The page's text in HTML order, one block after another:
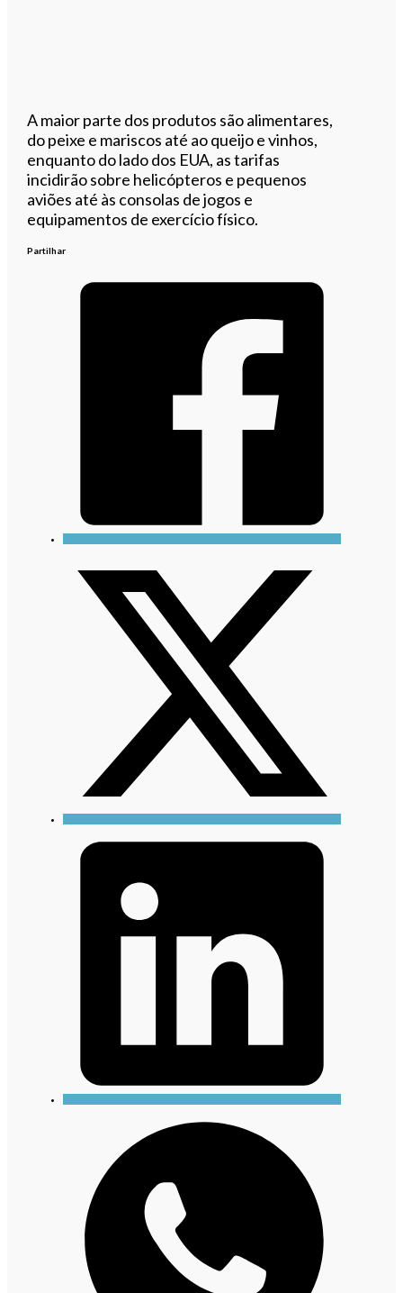
A maior parte dos produtos são alimentares,
do peixe e mariscos até ao queijo e vinhos,
enquanto do lado dos EUA, as tarifas
incidirão sobre helicópteros e pequenos
aviões até às consolas de jogos e
equipamentos de exercício físico.
Partilhar